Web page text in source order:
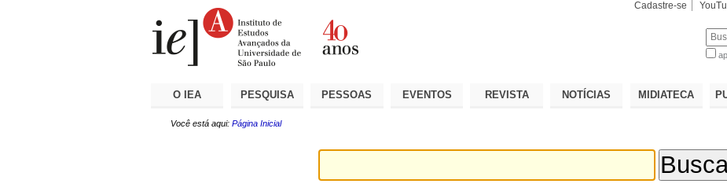
Cadastre-se
O IEA PESQUISA PESSOAS EVENTOS REVISTA NOTÍCIAS MIDIATECA
Você está aqui: Página Inicial